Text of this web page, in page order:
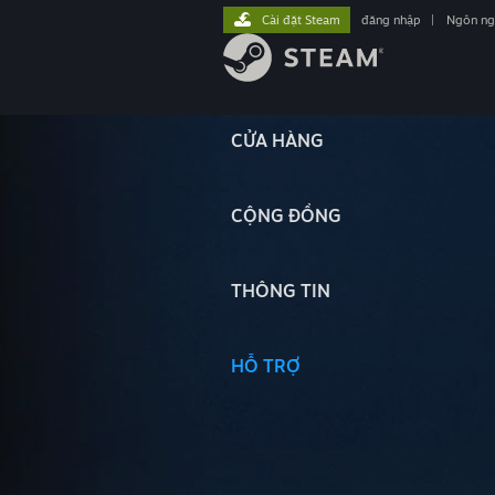
CỬA HÀNG
CỘNG ĐỒNG
THÔNG TIN
HỖ TRỢ
Cài đặt Steam đăng nhập Ngôn